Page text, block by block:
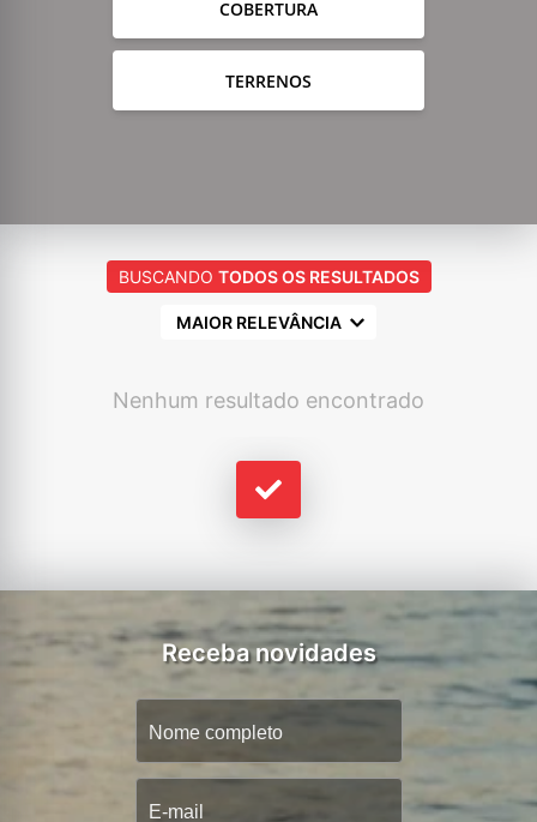
COBERTURA
TERRENOS
BUSCANDO TODOS OS RESULTADOS
MAIOR RELEVÂNCIA
Nenhum resultado encontrado
Receba novidades